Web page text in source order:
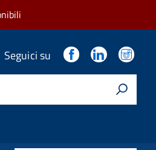
Seguici su